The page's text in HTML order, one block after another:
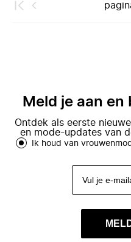
Meld je aan
Ontdek als eerste
en mode-updates van
Ik houd van